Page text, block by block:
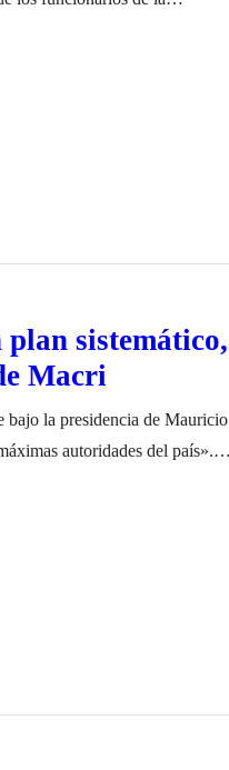
mesa judicial bonaerense.
la…
sistemático,
Macri
bajo la presidencia de Mauricio
autoridades del país».
atacada. A mí en seis meses